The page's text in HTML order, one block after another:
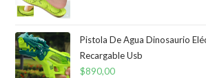
Pistola De Agua Dinosaurio
Recargable Usb
$890,00